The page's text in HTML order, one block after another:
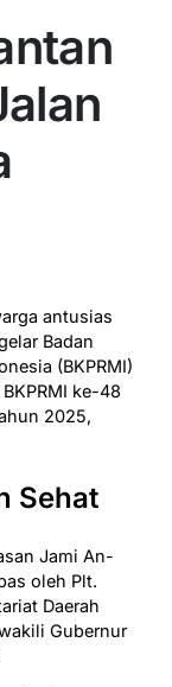
antusias
Badan
(BKPRMI)
ke-48
2025,
Sehat
Jami An-
oleh Plt.
Daerah
Gubernur